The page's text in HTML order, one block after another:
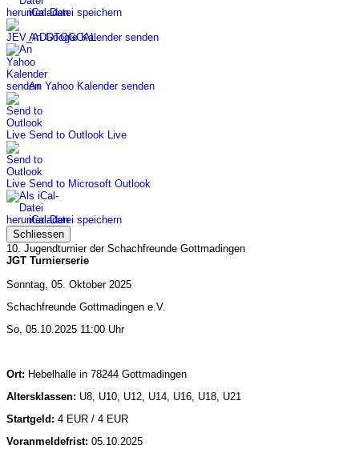
iCal-Datei speichern
An Google Kalender senden
An Yahoo Kalender senden
Send to Outlook Live
Send to Microsoft Outlook
iCal-Datei speichern
Schliessen
10. Jugendturnier der Schachfreunde Gottmadingen
JGT Turnierserie
Sonntag, 05. Oktober 2025
Schachfreunde Gottmadingen e.V.
So, 05.10.2025 11:00 Uhr
Ort: Hebelhalle in 78244 Gottmadingen
Altersklassen: U8, U10, U12, U14, U16, U18, U21
Startgeld: 4 EUR / 4 EUR
Voranmeldefrist: 05.10.2025